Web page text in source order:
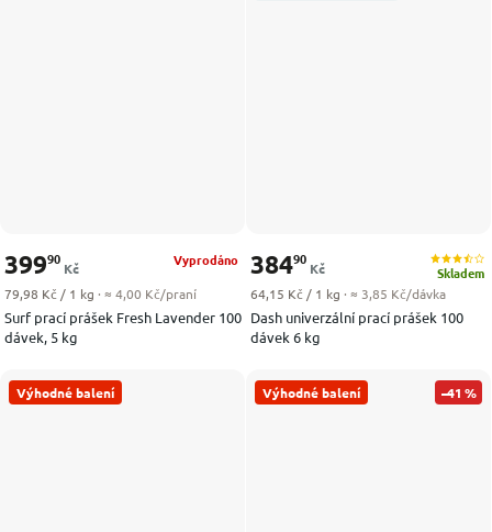
Surf prací prášek Fresh Lavender 100
dávek, 5 kg
Vyprodáno
39990
Kč
Měrná cena:
79,98 Kč / 1 kg · ≈ 4,00 Kč/praní
Dash univerzální prací prášek 100
dávek 6 kg
Skladem
38490
Kč
Měrná cena:
64,15 Kč / 1 kg · ≈ 3,85 Kč/dávka
Výhodné balení Výhodné balení –41 %